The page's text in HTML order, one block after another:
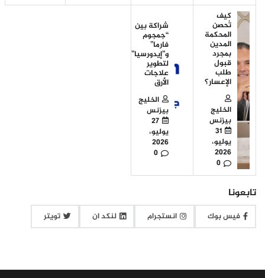
كيف
تُحصن
المحكمة
المدين
بمجرد
قبول
طلب
الإعسار؟
الخليج
بيزنس
31
يوليو،
2026
0
شراكة بين
“جمجوم
فارما”
و”إيدورسيا”
لتطوير
علاجات
الأرق
الخليج
بيزنس
27
يوليو،
2026
0
تابعونا
فيس بوك انستجرام لنكد ان تويتر